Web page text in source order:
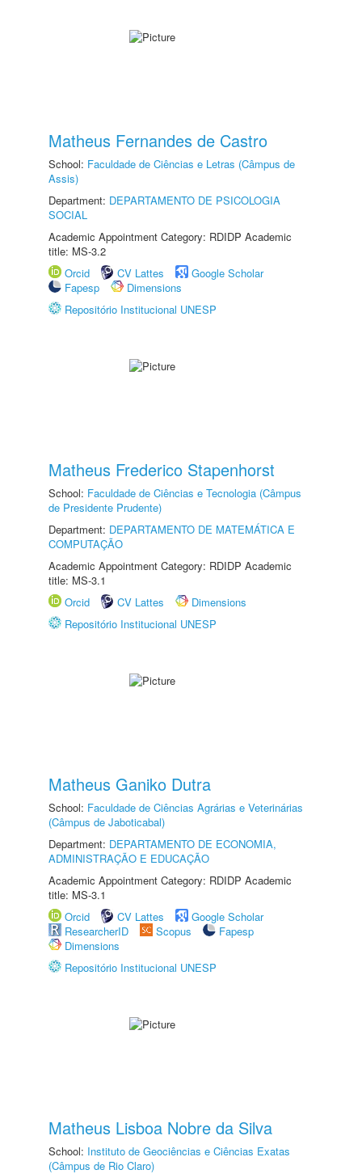
Matheus Fernandes de Castro
School: Faculdade de Ciências e Letras (Câmpus de
Assis)
Department: DEPARTAMENTO DE PSICOLOGIA
SOCIAL
Academic Appointment Category: RDIDP Academic
title: MS-3.2
Orcid
CV Lattes
Google Scholar
Fapesp
Dimensions
Repositório Institucional UNESP
Matheus Frederico Stapenhorst
School: Faculdade de Ciências e Tecnologia (Câmpus
de Presidente Prudente)
Department: DEPARTAMENTO DE MATEMÁTICA E
COMPUTAÇÃO
Academic Appointment Category: RDIDP Academic
title: MS-3.1
Orcid
CV Lattes
Dimensions
Repositório Institucional UNESP
Matheus Ganiko Dutra
School: Faculdade de Ciências Agrárias e Veterinárias
(Câmpus de Jaboticabal)
Department: DEPARTAMENTO DE ECONOMIA,
ADMINISTRAÇÃO E EDUCAÇÃO
Academic Appointment Category: RDIDP Academic
title: MS-3.1
Orcid
CV Lattes
Google Scholar
ResearcherID
Scopus
Fapesp
Dimensions
Repositório Institucional UNESP
Matheus Lisboa Nobre da Silva
School: Instituto de Geociências e Ciências Exatas
(Câmpus de Rio Claro)